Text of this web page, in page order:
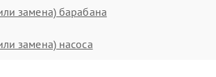
замена) барабана
замена) насоса